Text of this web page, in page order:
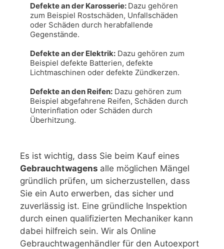
Defekte an der Karosserie: Dazu gehören
zum Beispiel Rostschäden, Unfallschäden
oder Schäden durch herabfallende
Gegenstände.
Defekte an der Elektrik: Dazu gehören zum
Beispiel defekte Batterien, defekte
Lichtmaschinen oder defekte Zündkerzen.
Defekte an den Reifen: Dazu gehören zum
Beispiel abgefahrene Reifen, Schäden durch
Unterinflation oder Schäden durch
Überhitzung.
Es ist wichtig, dass Sie beim Kauf eines
Gebrauchtwagens alle möglichen Mängel
gründlich prüfen, um sicherzustellen, dass
Sie ein Auto erwerben, das sicher und
zuverlässig ist. Eine gründliche Inspektion
durch einen qualifizierten Mechaniker kann
dabei hilfreich sein. Wir als Online
Gebrauchtwagenhändler für den Autoexport